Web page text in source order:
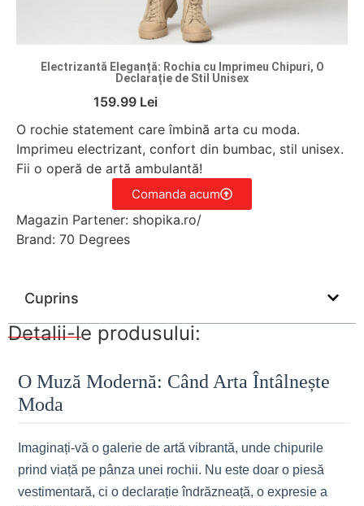
Electrizantă Eleganță: Rochia cu Imprimeu Chipuri, O
Declarație de Stil Unisex
159.99 Lei
O rochie statement care îmbină arta cu moda.
Imprimeu electrizant, confort din bumbac, stil unisex.
Fii o operă de artă ambulantă!
Comanda acum
Magazin Partener: shopika.ro/
Brand: 70 Degrees
Cuprins
Detalii-le produsului:
O Muză Modernă: Când Arta Întâlnește
Moda
Imaginați-vă o galerie de artă vibrantă, unde chipurile
prind viață pe pânza unei rochii. Nu este doar o piesă
vestimentară, ci o declarație îndrăzneață, o expresie a